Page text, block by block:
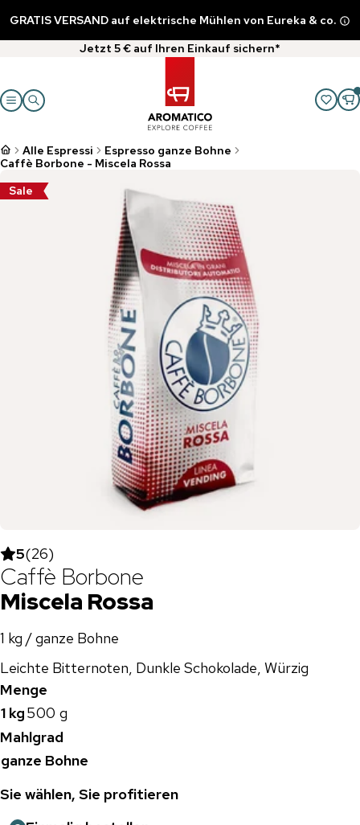
GRATIS VERSAND auf elektrische Mühlen von Eureka & co.
Jetzt 5 € auf Ihren Einkauf sichern*
Alle Espressi
Espresso ganze Bohne
Caffè Borbone - Miscela Rossa
Sale
5(26)
Caffè Borbone
Miscela Rossa
1 kg / ganze Bohne
Leichte Bitternoten, Dunkle Schokolade, Würzig
Menge
1 kg500 g
Mahlgrad
ganze Bohne
Sie wählen, Sie profitieren